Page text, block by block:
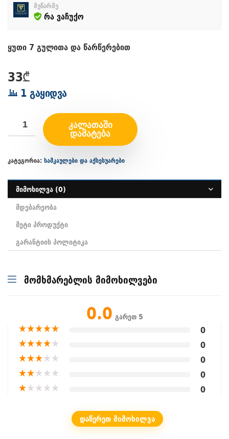
მეწარმე
რა ვაჩუქო
ყუთი 7 გულითა და წარწერებით
33₾
1 გაყიდვა
ᲙᲐᲚᲐᲗᲐᲨᲘ
ᲓᲐᲛᲐᲢᲔᲑᲐ
კატეგორია: სამკაულები და აქსესუარები
მიმოხილვა (0)
მდებარეობა
მეტი პროდუქტი
გარანტიის პოლიტიკა
მომხმარებლის მიმოხილვები
0.0 გარეთ 5
★★★★★ 0
★★★★★ 0
★★★★★ 0
★★★★★ 0
★★★★★ 0
ᲓᲐᲬᲔᲠᲔᲗ ᲛᲘᲛᲝᲮᲘᲚᲕᲐ